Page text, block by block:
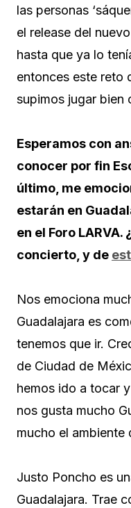
las personas
el release del
hasta que ya lo
entonces este reto
supimos jugar bien
Esperamos con
conocer por fin
último, me
estarán en
en el Foro
concierto, y de
Nos emociona
Guadalajara es
tenemos que ir.
de Ciudad de
hemos ido a tocar
nos gusta mucho
mucho el ambiente
Justo Poncho es
Guadalajara. Trae